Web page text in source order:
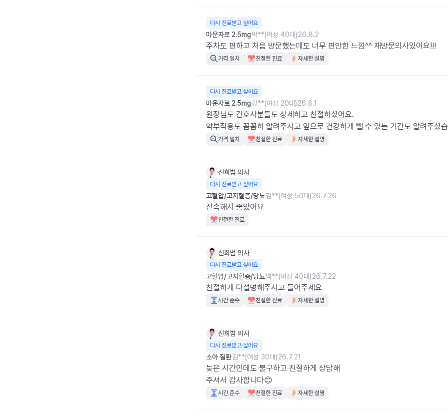
다시 진료받고 싶어요
마운자로 2.5mg박**(여성 40대)26.8.2
주차도 편하고 처음 방문했는데도 너무 편안한 느낌^^ 재방문의사있어요!!!
가격 일치 친절한 진료 자세한 설명
다시 진료받고 싶어요
마운자로 2.5mg강**(여성 20대)26.8.1
원장님도 간호사분들도 상세하고 친절하셨어요.
약부작용도 꼼꼼히 알려주시고 앞으로 건강하게 뺄 수 있는 기간도 알려주셨
가격 일치 친절한 진료 자세한 설명
신희범 의사
다시 진료받고 싶어요
고혈압/고지혈증/당뇨김**(여성 50대)26.7.26
신속해서 좋았어요
친절한 진료
신희범 의사
다시 진료받고 싶어요
고혈압/고지혈증/당뇨백**(여성 40대)26.7.22
친절하게 다설명해주시고 들어주세요
시간 준수 친절한 진료 자세한 설명
신희범 의사
다시 진료받고 싶어요
소아 질환김**(여성 30대)26.7.21
늦은 시간인데도 불구하고 친절하게 상담해
주셔서 감사합니다😊
시간 준수 친절한 진료 자세한 설명